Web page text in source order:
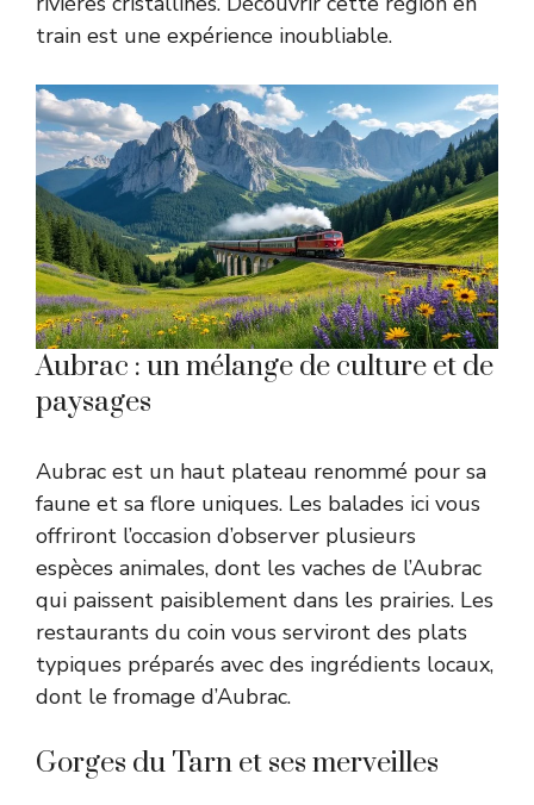
train est une expérience inoubliable.
Aubrac : un mélange de culture et de
paysages
Aubrac est un haut plateau renommé pour sa
faune et sa flore uniques. Les balades ici vous
offriront l’occasion d’observer plusieurs
espèces animales, dont les vaches de l’Aubrac
qui paissent paisiblement dans les prairies. Les
restaurants du coin vous serviront des plats
typiques préparés avec des ingrédients locaux,
dont le fromage d’Aubrac.
Gorges du Tarn et ses merveilles